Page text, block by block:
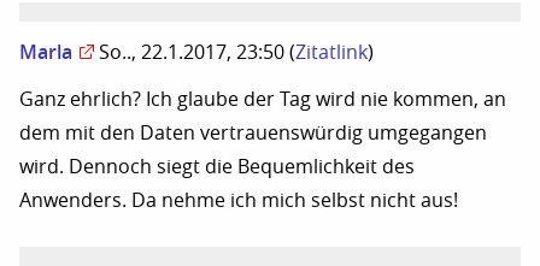
Marla So.., 22.1.2017, 23:50 (Zitatlink)
Ganz ehrlich? Ich glaube der Tag wird nie kommen, an
dem mit den Daten vertrauenswürdig umgegangen
wird. Dennoch siegt die Bequemlichkeit des
Anwenders. Da nehme ich mich selbst nicht aus!